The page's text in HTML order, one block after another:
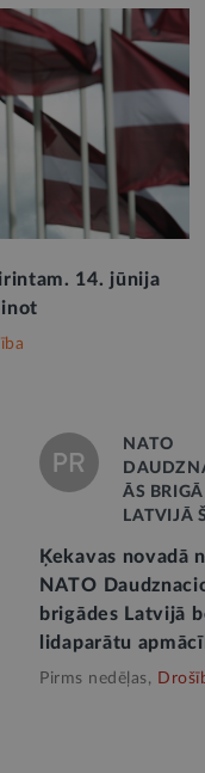
14. jūnija
NATO
ĀS
LATVIJĀ
Ķekavas novadā
NATO
brigādes Latvijā
lidaparātu
Pirms nedēļas,